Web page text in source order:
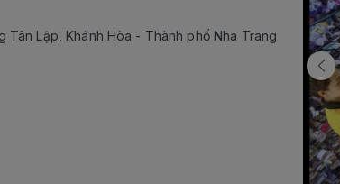
Tân Lập, Khánh Hòa - Thành phố Nha Trang